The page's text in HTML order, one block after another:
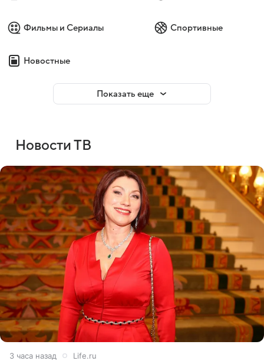
Фильмы и Сериалы Спортивные
Новостные
Показать еще
Новости ТВ
3 часа назад Life.ru